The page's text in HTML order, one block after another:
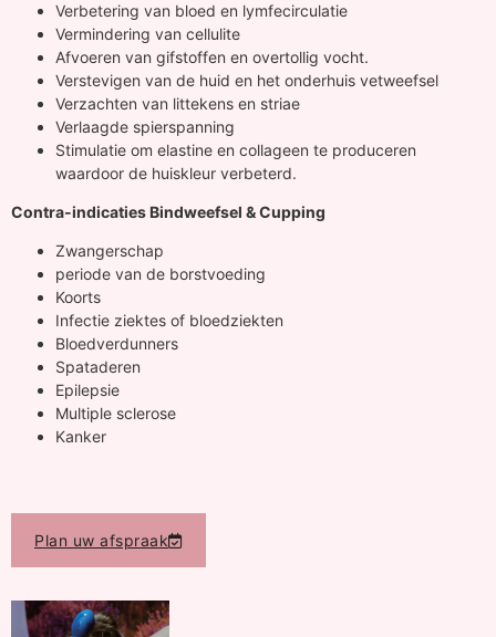
Verbetering van bloed en lymfecirculatie
Vermindering van cellulite
Afvoeren van gifstoffen en overtollig vocht.
Verstevigen van de huid en het onderhuis vetweefsel
Verzachten van littekens en striae
Verlaagde spierspanning
Stimulatie om elastine en collageen te produceren
waardoor de huiskleur verbeterd.
Contra-indicaties Bindweefsel & Cupping
Zwangerschap
periode van de borstvoeding
Koorts
Infectie ziektes of bloedziekten
Bloedverdunners
Spataderen
Epilepsie
Multiple sclerose
Kanker
Plan uw afspraak